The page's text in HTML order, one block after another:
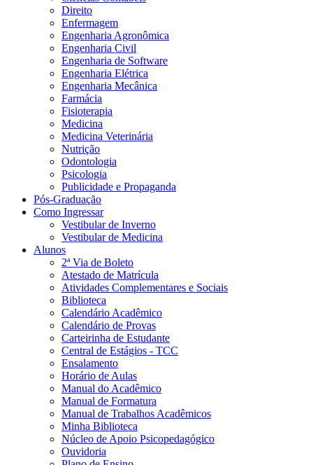
Direito
Enfermagem
Engenharia Agronômica
Engenharia Civil
Engenharia de Software
Engenharia Elétrica
Engenharia Mecânica
Farmácia
Fisioterapia
Medicina
Medicina Veterinária
Nutrição
Odontologia
Psicologia
Publicidade e Propaganda
Pós-Graduação
Como Ingressar
Vestibular de Inverno
Vestibular de Medicina
Alunos
2ª Via de Boleto
Atestado de Matrícula
Atividades Complementares e Sociais
Biblioteca
Calendário Acadêmico
Calendário de Provas
Carteirinha de Estudante
Central de Estágios - TCC
Ensalamento
Horário de Aulas
Manual do Acadêmico
Manual de Formatura
Manual de Trabalhos Acadêmicos
Minha Biblioteca
Núcleo de Apoio Psicopedagógico
Ouvidoria